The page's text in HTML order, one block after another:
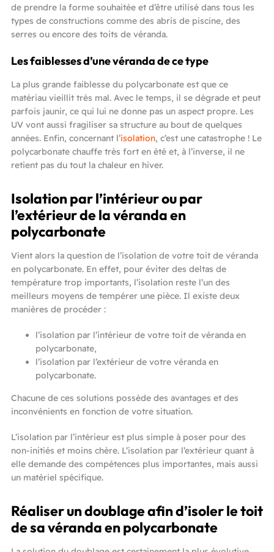
de prendre la forme souhaitée et d’être utilisé dans tous les
types de constructions comme des abris de piscine, des
serres ou encore des toits de véranda.
Les faiblesses d’une véranda de ce type
La plus grande faiblesse du polycarbonate est que ce
matériau vieillit très mal. Avec le temps, il se dégrade et peut
parfois jaunir, ce qui lui ne donne pas un aspect propre. Les
UV vont aussi fragiliser sa structure au bout de quelques
années. Enfin, concernant l’isolation, c’est une catastrophe ! Le
polycarbonate chauffe très fort en été et, à l’inverse, il ne
retient pas du tout la chaleur en hiver.
Isolation par l’intérieur ou par
l’extérieur de la véranda en
polycarbonate
Vient alors la question de l’isolation de votre toit de véranda
en polycarbonate. En effet, pour éviter des deltas de
température trop importants, l’isolation reste l’un des
meilleurs moyens de tempérer une pièce. Il existe deux
manières de procéder :
l’isolation par l’intérieur de votre toit de véranda en
polycarbonate,
l’isolation par l’extérieur de votre véranda en
polycarbonate.
Chacune de ces solutions possède des avantages et des
inconvénients en fonction de votre situation.
L’isolation par l’intérieur est plus simple à poser pour des
non-initiés et moins chère. L’isolation par l’extérieur quant à
elle demande des compétences plus importantes, mais aussi
un matériel spécifique.
Réaliser un doublage afin d’isoler le toit
de sa véranda en polycarbonate